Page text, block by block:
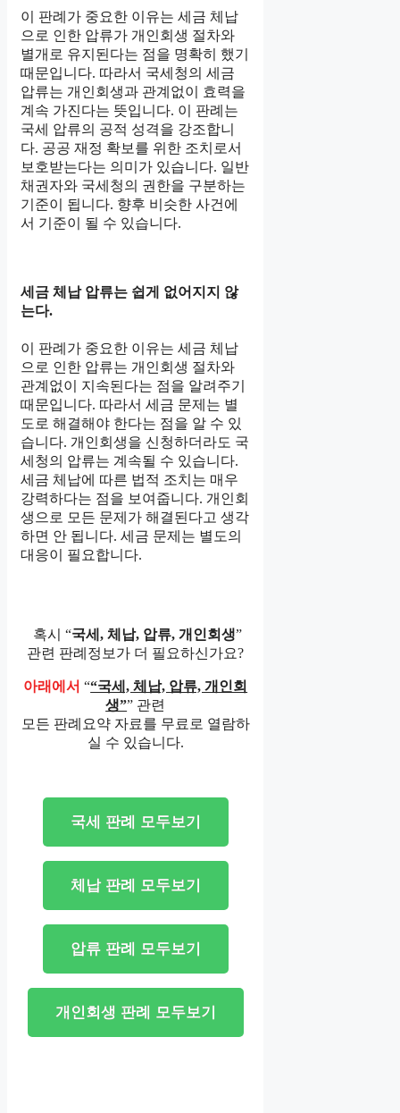
이 판례가 중요한 이유는 세금 체납
으로 인한 압류가 개인회생 절차와
별개로 유지된다는 점을 명확히 했기
때문입니다. 따라서 국세청의 세금
압류는 개인회생과 관계없이 효력을
계속 가진다는 뜻입니다. 이 판례는
국세 압류의 공적 성격을 강조합니
다. 공공 재정 확보를 위한 조치로서
보호받는다는 의미가 있습니다. 일반
채권자와 국세청의 권한을 구분하는
기준이 됩니다. 향후 비슷한 사건에
서 기준이 될 수 있습니다.
세금 체납 압류는 쉽게 없어지지 않
는다.
이 판례가 중요한 이유는 세금 체납
으로 인한 압류는 개인회생 절차와
관계없이 지속된다는 점을 알려주기
때문입니다. 따라서 세금 문제는 별
도로 해결해야 한다는 점을 알 수 있
습니다. 개인회생을 신청하더라도 국
세청의 압류는 계속될 수 있습니다.
세금 체납에 따른 법적 조치는 매우
강력하다는 점을 보여줍니다. 개인회
생으로 모든 문제가 해결된다고 생각
하면 안 됩니다. 세금 문제는 별도의
대응이 필요합니다.
혹시 “국세, 체납, 압류, 개인회생”
관련 판례정보가 더 필요하신가요?
아래에서 ““국세, 체납, 압류, 개인회
생”” 관련
모든 판례요약 자료를 무료로 열람하
실 수 있습니다.
국세 판례 모두보기
체납 판례 모두보기
압류 판례 모두보기
개인회생 판례 모두보기